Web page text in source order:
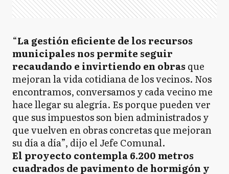
“La gestión eficiente de los recursos
municipales nos permite seguir
recaudando e invirtiendo en obras que
mejoran la vida cotidiana de los vecinos. Nos
encontramos, conversamos y cada vecino me
hace llegar su alegría. Es porque pueden ver
que sus impuestos son bien administrados y
que vuelven en obras concretas que mejoran
su día a día”, dijo el Jefe Comunal.
El proyecto contempla 6.200 metros
cuadrados de pavimento de hormigón y